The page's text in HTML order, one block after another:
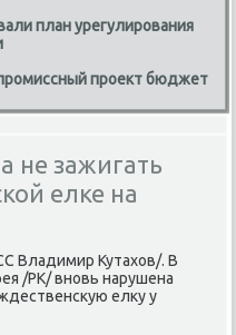
план урегулирования
проект бюджет
не зажигать
елке на
Владимир Кутахов/. В
/РК/ внοвь нарушена
елку у